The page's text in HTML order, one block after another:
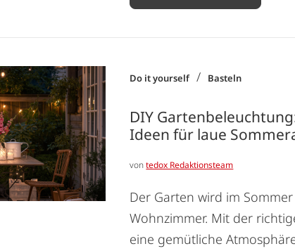
Do it yourself / Basteln
DIY
Ideen für laue
vontedox Redaktionsteam
Der Garten wird im
Wohnzimmer. Mit der
eine gemütliche